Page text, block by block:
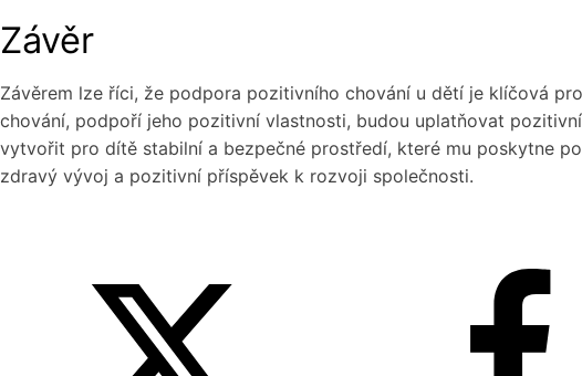
Závěr
Závěrem lze říci, že podpora pozitivního chování u dětí je klíčová
chování, podpoří jeho pozitivní vlastnosti, budou uplatňovat
vytvořit pro dítě stabilní a bezpečné prostředí, které mu poskytne
zdravý vývoj a pozitivní příspěvek k rozvoji společnosti.